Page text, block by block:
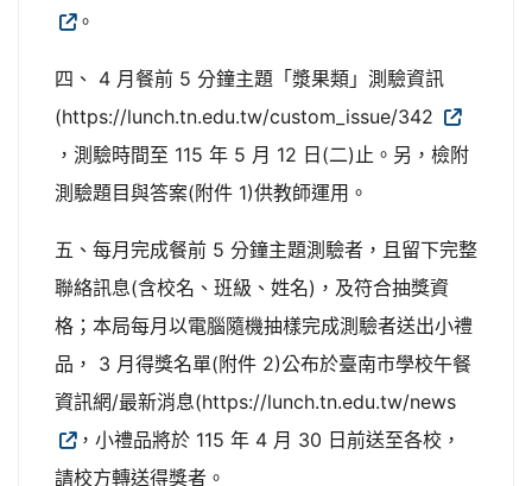
。
四、 4 月餐前 5 分鐘主題「漿果類」測驗資訊
(https://lunch.tn.edu.tw/custom_issue/342
，測驗時間至 115 年 5 月 12 日(二)止。另，檢附
測驗題目與答案(附件 1)供教師運用。
五、每月完成餐前 5 分鐘主題測驗者，且留下完整
聯絡訊息(含校名、班級、姓名)，及符合抽獎資
格；本局每月以電腦隨機抽樣完成測驗者送出小禮
品， 3 月得獎名單(附件 2)公布於臺南市學校午餐
資訊網/最新消息(https://lunch.tn.edu.tw/news
，小禮品將於 115 年 4 月 30 日前送至各校，
請校方轉送得獎者。